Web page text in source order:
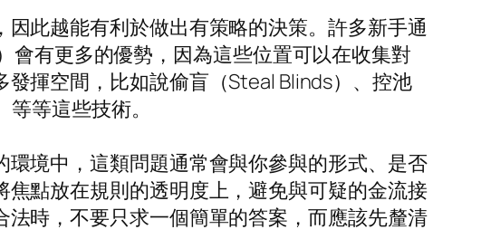
此越能有利於做出有策略的決策。許多新手通
有更多的優勢，因為這些位置可以在收集對
揮空間，比如說偷盲（Steal Blinds）、控池
等這些技術。
境中，這類問題通常會與你參與的形式、是否
點放在規則的透明度上，避免與可疑的金流接
時，不要只求一個簡單的答案，而應該先釐清